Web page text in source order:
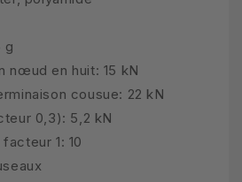
g
nœud en huit: 15 kN
cousue: 22 kN
0,3): 5,2 kN
1: 10